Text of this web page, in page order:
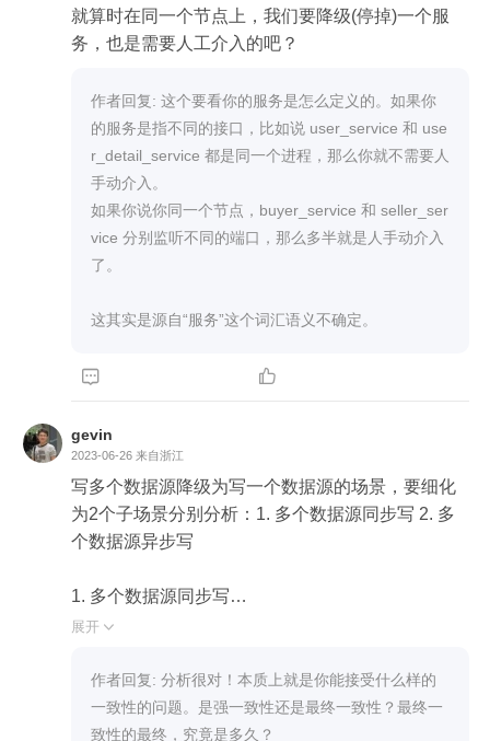
就算时在同一个节点上，我们要降级(停掉)一个服
务，也是需要人工介入的吧？
作者回复: 这个要看你的服务是怎么定义的。如果你
的服务是指不同的接口，比如说 user_service 和 use
r_detail_service 都是同一个进程，那么你就不需要人
手动介入。
如果你说你同一个节点，buyer_service 和 seller_ser
vice 分别监听不同的端口，那么多半就是人手动介入
了。
这其实是源自“服务”这个词汇语义不确定。
 
gevin
2023-06-26 来自浙江
写多个数据源降级为写一个数据源的场景，要细化
为2个子场景分别分析：1. 多个数据源同步写 2. 多
个数据源异步写
1. 多个数据源同步写
这种情况，说明数据很重要，且对数据的一致性要
断。如果要保证可用性，不熔断，那么优先考虑同
步写一个数据源，其他的改为异步，还不行再考虑
逐步停掉一些服务。无论哪种方式的降级，都要事
展开 
作者回复: 分析很对！本质上就是你能接受什么样的
一致性的问题。是强一致性还是最终一致性？最终一
致性的最终，究竟是多久？